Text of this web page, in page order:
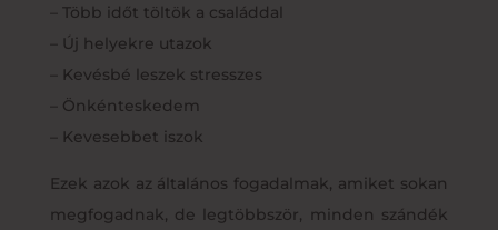
– Több időt töltök a családdal
– Új helyekre utazok
– Kevésbé leszek stresszes
– Önkénteskedem
– Kevesebbet iszok
Ezek azok az általános fogadalmak, amiket sokan
megfogadnak, de legtöbbször, minden szándék